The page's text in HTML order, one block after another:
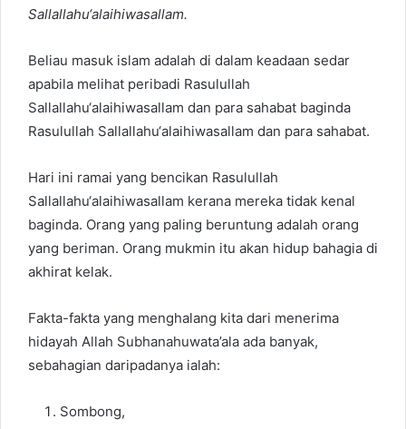
Sallallahu‘alaihiwasallam.
Beliau masuk islam adalah di dalam keadaan sedar
apabila melihat peribadi Rasulullah
Sallallahu‘alaihiwasallam dan para sahabat baginda
Rasulullah Sallallahu‘alaihiwasallam dan para sahabat.
Hari ini ramai yang bencikan Rasulullah
Sallallahu‘alaihiwasallam kerana mereka tidak kenal
baginda. Orang yang paling beruntung adalah orang
yang beriman. Orang mukmin itu akan hidup bahagia di
akhirat kelak.
Fakta-fakta yang menghalang kita dari menerima
hidayah Allah Subhanahuwata’ala ada banyak,
sebahagian daripadanya ialah:
Sombong,